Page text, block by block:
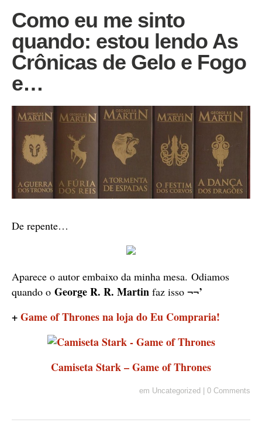
Como eu me sinto
quando: estou lendo As
Crônicas de Gelo e Fogo
e…
De repente…
Aparece o autor embaixo da minha mesa. Odiamos
quando o George R. R. Martin faz isso ¬¬’
+Game of Thrones na loja do Eu Compraria!
Camiseta Stark – Game of Thrones
em Uncategorized | 0 Comments